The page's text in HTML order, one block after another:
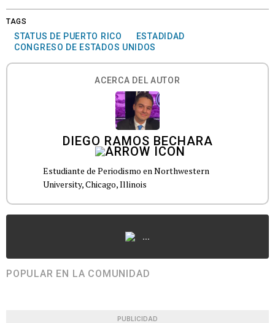
TAGS
STATUS DE PUERTO RICO
ESTADIDAD
CONGRESO DE ESTADOS UNIDOS
ACERCA DEL AUTOR
DIEGO RAMOS BECHARA
Estudiante de Periodismo en Northwestern
University, Chicago, Illinois
...
POPULAR EN LA COMUNIDAD
PUBLICIDAD